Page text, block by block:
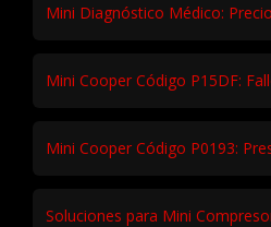
Mini Diagnóstico Médico:
Mini Cooper Código P15DF:
Mini Cooper Código P0193:
Soluciones para Mini